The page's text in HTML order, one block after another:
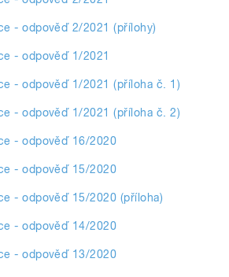
- odpověď 2/2021 (přílohy)
- odpověď 1/2021
- odpověď 1/2021 (příloha č. 1)
- odpověď 1/2021 (příloha č. 2)
- odpověď 16/2020
- odpověď 15/2020
- odpověď 15/2020 (příloha)
- odpověď 14/2020
- odpověď 13/2020